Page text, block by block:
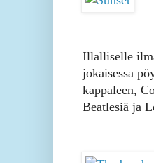
Illalliselle
jokaisessa
kappaleen,
Beatlesiä ja